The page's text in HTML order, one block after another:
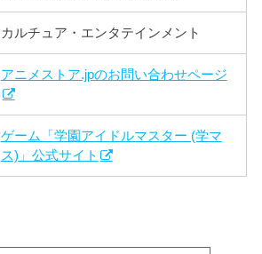
カルチュア・エンタテインメント
アニメストア.jpのお問い合わせページ
ゲーム「学園アイドルマスター (学マ
ス)」公式サイト